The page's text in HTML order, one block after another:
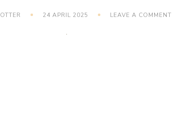
24 APRIL 2025 LEAVE A COMMENT